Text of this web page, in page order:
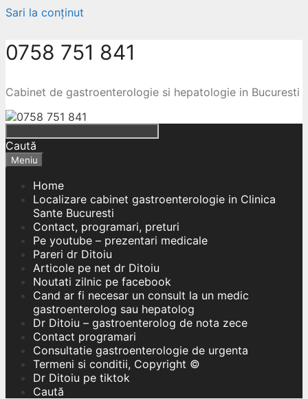
Sari la conținut
0758 751 841
Cabinet de gastroenterologie si hepatologie in Bucuresti
Caută
Meniu
Home
Localizare cabinet gastroenterologie in Clinica
Sante Bucuresti
Contact, programari, preturi
Pe youtube – prezentari medicale
Pareri dr Ditoiu
Articole pe net dr Ditoiu
Noutati zilnic pe facebook
Cand ar fi necesar un consult la un medic
gastroenterolog sau hepatolog
Dr Ditoiu – gastroenterolog de nota zece
Contact programari
Consultatie gastroenterologie de urgenta
Termeni si conditii, Copyright ©
Dr Ditoiu pe tiktok
Caută